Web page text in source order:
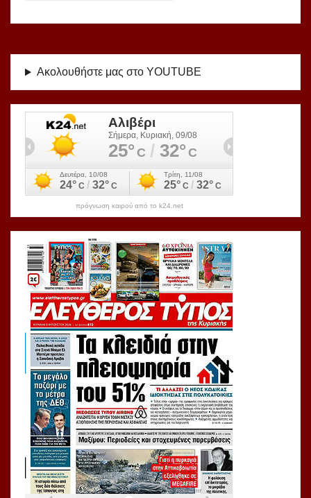
Ακολουθήστε μας στο YOUTUBE
πρόγνωση καιρού από το k24.net